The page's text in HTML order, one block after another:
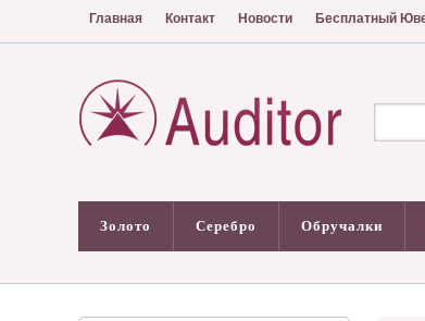
Главная Контакт Новости Бесплатный
Золото Серебро Обручалки